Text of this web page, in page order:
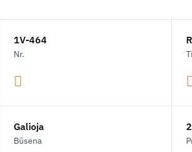
1V-464
Nr.
Galioja
Būsena